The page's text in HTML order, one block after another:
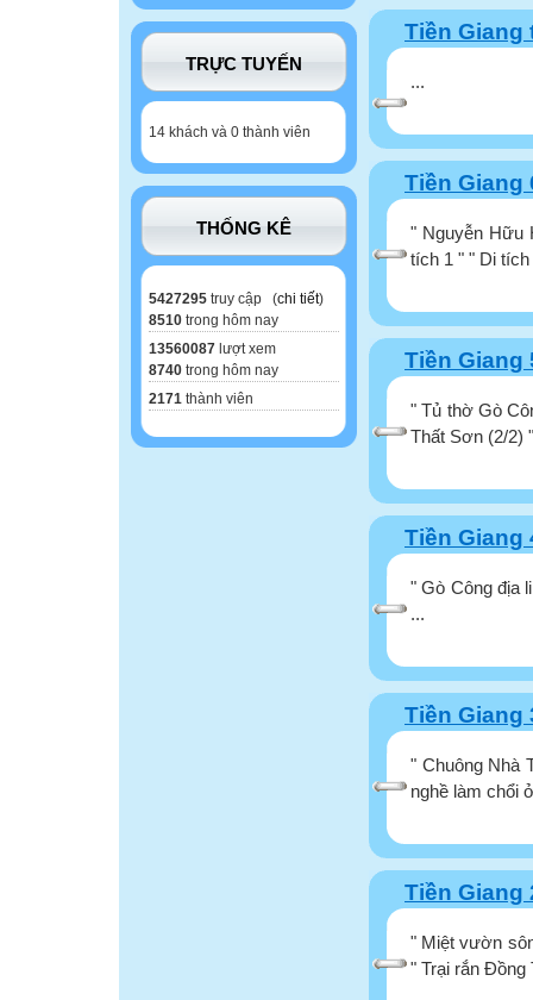
TRỰC TUYẾN
14 khách và 0 thành viên
THỐNG KÊ
5427295 truy cập (chi tiết)
8510 trong hôm nay
13560087 lượt xem
8740 trong hôm nay
2171 thành viên
Tiền Giang
...
Tiền Giang
" Nguyễn Hữu
tích 1 " " Di
Tiền Giang
" Tủ thờ Gò
Thất Sơn (2/2)
Tiền Giang
" Gò Công địa
...
Tiền Giang
" Chuông Nhà
nghề làm chổi
Tiền Giang
" Miệt vườn
" Trại rắn Đồng